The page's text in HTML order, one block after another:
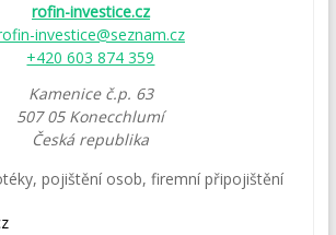
rofin-investice.cz
investice@seznam.cz
+420 603 874 359
Kamenice č.p. 63
507 05 Konecchlumí
Česká republika
, pojištění osob, firemní připojištění